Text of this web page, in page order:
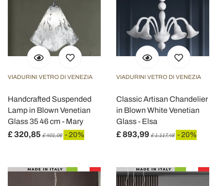
VIADURINI VETRO DI VENEZIA
Handcrafted Suspended
Lamp in Blown Venetian
Glass 35 46 cm - Mary
£ 320,85 £ 401,06 - 20%
VIADURINI VETRO DI VENEZIA
Classic Artisan Chandelier
in Blown White Venetian
Glass - Elsa
£ 893,99 £ 1.117,48 - 20%